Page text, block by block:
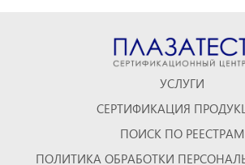
УСЛУГИ
СЕРТИФИКАЦИЯ
ПОИСК ПО РЕЕСТРАМ
ПОЛИТИКА ОБРАБОТКИ